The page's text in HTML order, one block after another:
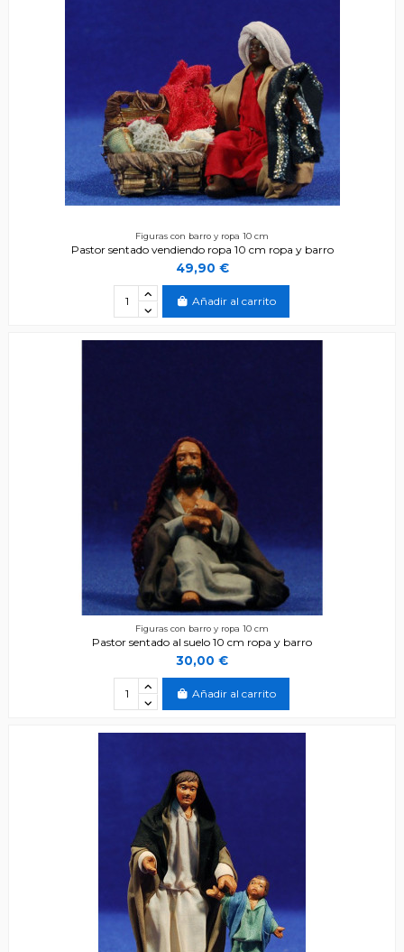
Figuras con barro y ropa 10 cm
Pastor sentado vendiendo ropa 10 cm ropa y barro
49,90 €
Añadir al carrito
Figuras con barro y ropa 10 cm
Pastor sentado al suelo 10 cm ropa y barro
30,00 €
Añadir al carrito